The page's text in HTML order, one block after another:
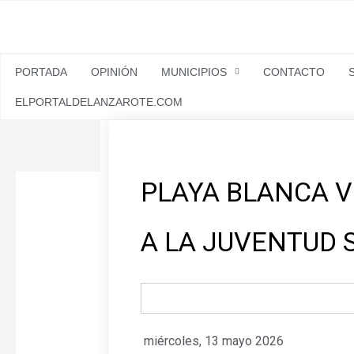
PORTADA OPINIÓN MUNICIPIOS CONTACTO
ELPORTALDELANZAROTE.COM
PLAYA BLANCA
A LA JUVENTUD
miércoles, 13 mayo 2026